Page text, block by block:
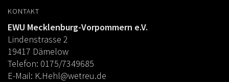
KONTAKT
EWU Mecklenburg-Vorpommern e.V.
Lindenstrasse 2
19417 Dämelow
Telefon: 0175/7349685
E-Mail: K.Hehl@wetreu.de